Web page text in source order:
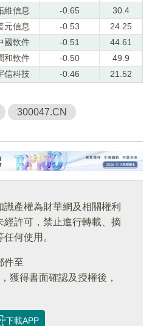
維信息 -0.65
30.4
元信息 -0.53
24.25
國軟件 -0.51
44.61
和軟件 -0.50
49.9
信科技 -0.46 21.52
300047.CN
產權為財華網及相關權利
經許可，禁止進行轉載、摘
何使用。
件至
，獲得書面確認及授權後，
下載APP